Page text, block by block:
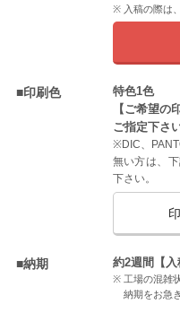
入稿の際は
■印刷色
特色1色
【ご希望の
ご指定下さい
※DIC、
無い方は、
下さい。
■納期 約2週間【入
工場の混雑
納期をお急